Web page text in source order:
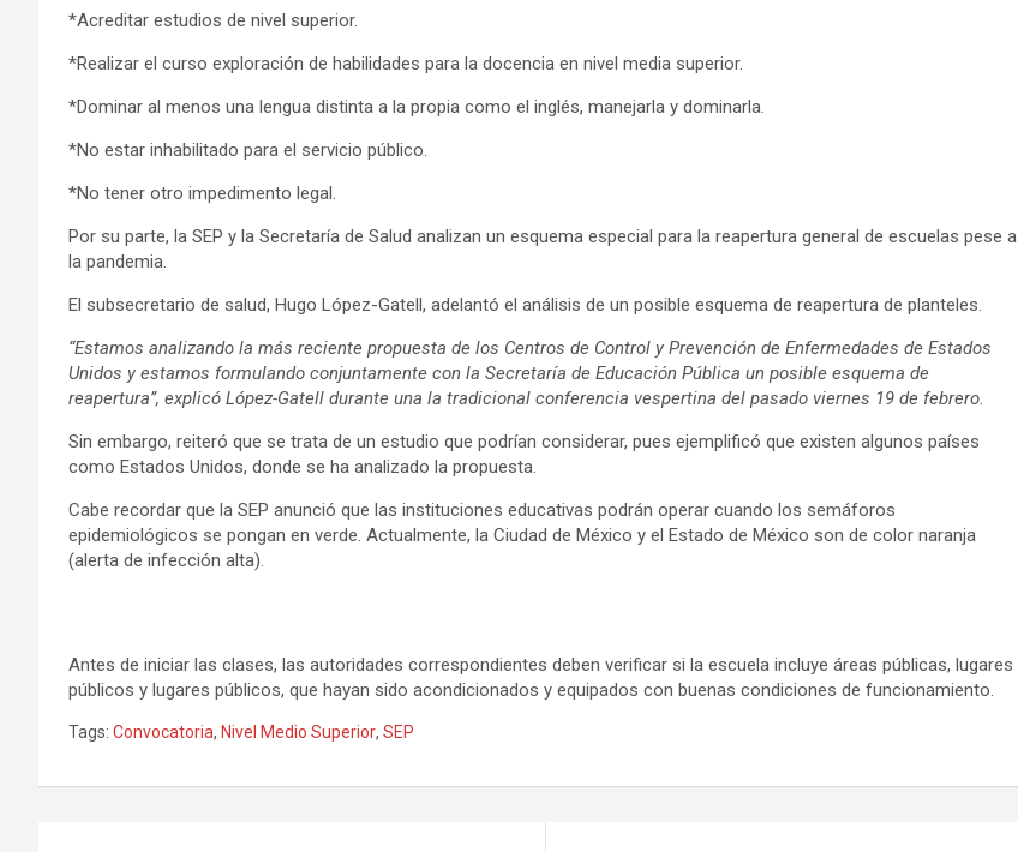
*Acreditar estudios de nivel superior.
*Realizar el curso exploración de habilidades para la docencia en nivel media superior.
*Dominar al menos una lengua distinta a la propia como el inglés, manejarla y dominarla.
*No estar inhabilitado para el servicio público.
*No tener otro impedimento legal.
Por su parte, la SEP y la Secretaría de Salud analizan un esquema especial para la reapertura general de escuelas pese a
la pandemia.
El subsecretario de salud, Hugo López-Gatell, adelantó el análisis de un posible esquema de reapertura de planteles.
“Estamos analizando la más reciente propuesta de los Centros de Control y Prevención de Enfermedades de Estados
Unidos y estamos formulando conjuntamente con la Secretaría de Educación Pública un posible esquema de
reapertura’’, explicó López-Gatell durante una la tradicional conferencia vespertina del pasado viernes 19 de febrero.
Sin embargo, reiteró que se trata de un estudio que podrían considerar, pues ejemplificó que existen algunos países
como Estados Unidos, donde se ha analizado la propuesta.
Cabe recordar que la SEP anunció que las instituciones educativas podrán operar cuando los semáforos
epidemiológicos se pongan en verde. Actualmente, la Ciudad de México y el Estado de México son de color naranja
(alerta de infección alta).
Antes de iniciar las clases, las autoridades correspondientes deben verificar si la escuela incluye áreas públicas, lugares
públicos y lugares públicos, que hayan sido acondicionados y equipados con buenas condiciones de funcionamiento.
Tags: Convocatoria, Nivel Medio Superior, SEP